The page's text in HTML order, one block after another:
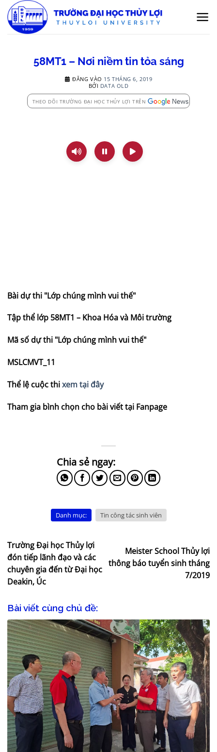
qua
nội
58MT1 – Nơi niềm tin tỏa sáng
ĐĂNG VÀO 15 THÁNG 6, 2019
BỞI DATA OLD
THEO DÕI TRƯỜNG ĐẠI HỌC THỦY LỢI TRÊN
Bài dự thi "Lớp chúng mình vui thế"
Tập thể lớp 58MT1 – Khoa Hóa và Môi trường
Mã số dự thi "Lớp chúng mình vui thế"
MSLCMVT_11
Thể lệ cuộc thixem tại đây
Tham gia bình chọn cho bài viết tại Fanpage
Danh mục: Tin công tác sinh viên
Trường Đại học Thủy lợi
đón tiếp lãnh đạo và các
chuyên gia đến từ Đại học
Deakin, Úc
Meister School Thủy lợi
thông báo tuyển sinh tháng
7/2019
Bài viết cùng chủ đề: